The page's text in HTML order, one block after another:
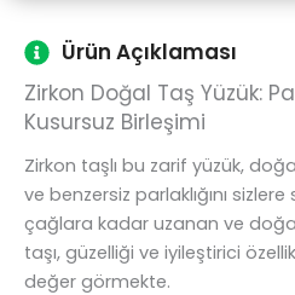
Ürün Açıklaması
Zirkon Doğal Taş Yüzük:
Kusursuz Birleşimi
Zirkon taşlı bu zarif yüzük,
ve benzersiz parlaklığını
çağlara kadar uzanan ve
taşı, güzelliği ve iyileştirici
değer görmekte.